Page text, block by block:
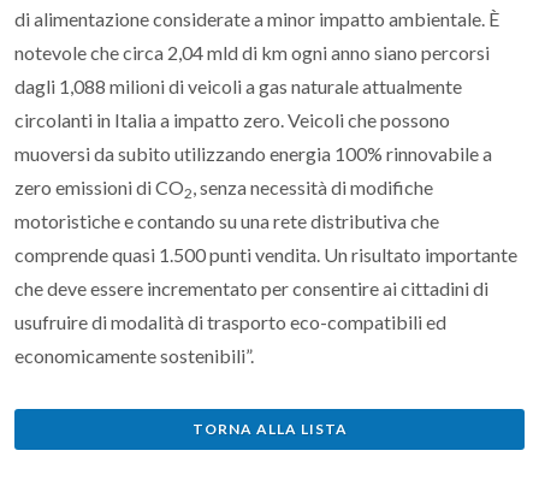
di alimentazione considerate a minor impatto ambientale. È
notevole che circa 2,04 mld di km ogni anno siano percorsi
dagli 1,088 milioni di veicoli a gas naturale attualmente
circolanti in Italia a impatto zero. Veicoli che possono
muoversi da subito utilizzando energia 100% rinnovabile a
zero emissioni di CO2, senza necessità di modifiche
motoristiche e contando su una rete distributiva che
comprende quasi 1.500 punti vendita. Un risultato importante
che deve essere incrementato per consentire ai cittadini di
usufruire di modalità di trasporto eco-compatibili ed
economicamente sostenibili”.
TORNA ALLA LISTA